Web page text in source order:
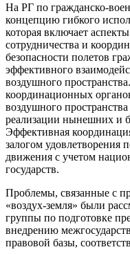
На РГ по гражданско-
концепцию гибкого
которая включает
сотрудничества и
безопасности полетов
эффективного
воздушного
координационных
воздушного
реализации нынешних и
Эффективная
залогом удовлетворения
движения с учетом
государств.
Проблемы, связанные с
«воздух-земля» были
группы по подготовке
внедрению
правовой базы,